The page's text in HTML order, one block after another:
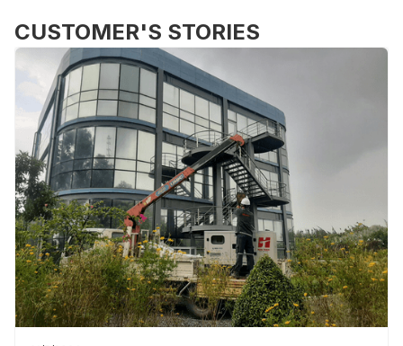
CUSTOMER'S STORIES